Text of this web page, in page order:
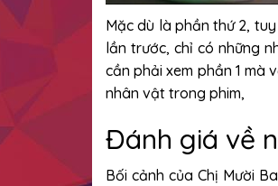
Mặc dù là phần thứ 2,
lần trước, chỉ có những
cần phải xem phần 1 mà
nhân vật trong phim,
Đánh giá về
Bối cảnh của Chị Mười